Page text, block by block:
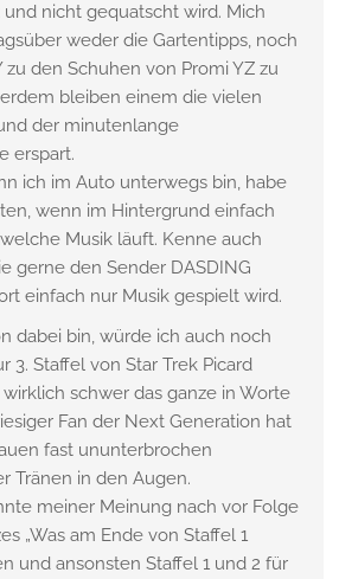
nicht gequatscht wird. Mich
weder die Gartentipps, noch
zu den Schuhen von Promi YZ zu
bleiben einem die vielen
der minutenlange
erspart.
ich im Auto unterwegs bin, habe
wenn im Hintergrund einfach
Musik läuft. Kenne auch
gerne den Sender DASDING
einfach nur Musik gespielt wird.
dabei bin, würde ich auch noch
3. Staffel von Star Trek Picard
schwer das ganze in Worte
Fan der Next Generation hat
fast ununterbrochen
Tränen in den Augen.
meiner Meinung nach vor Folge
„Was am Ende von Staffel 1
und ansonsten Staffel 1 und 2 für